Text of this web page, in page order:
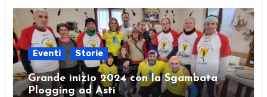
Eventi Storie
Grande inizio 2024 con la Sgambata
Plogging ad Asti